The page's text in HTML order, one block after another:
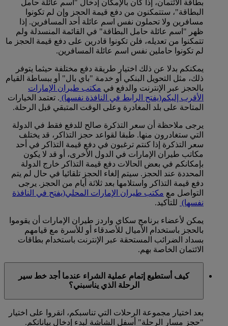
بطاقة الائتمان، إذا كان بالإمكان إدخال "اسم عائلة حامل
البطاقة"، ستتمكنون من دفع قيمة الحجز وإن لم تكونوا
مسافرين ولا تحملون نفس اسم عائلة أحد المسافرين. إذا
ظهر "اسم عائلة حامل البطاقة" في القائمة المنسدلة ولم
تتمكنوا من تعديله، فلن تكونوا قادرين على دفع قيمة الحجز ما
لم تكونوا حاملين نفس اسم عائلة المسافرين.
يمكنكم بدلا عن ذلك اختيار طريقة دفع مختلفة حيثما يتوفر
ذلك، مثل التحويل البنكي أو خدمة "باي بال" أو ببساطة القيام
بالحجز عبر الإنترنت والدفع في مكتب طيران الإمارات
الأقرب إليكم(يفتح الرابط في النافذة نفسها) . تعتمد الخيارات
المتاحة على بلد المغادرة وعلى الوقت المتبقي قبل الرحلة.
يرجى ملاحظة أن سعر التذكرة صالح للدفع فقط في الدولة
التي ستغادرون منها. طبقا لقواعد حجز التذاكر، قد يختلف
سعر التذكرة إذا كنتم ترغبون في دفع قيمة التذاكر في أحد
مكاتب طيران الإمارات في الدول الأخرى، أو قد لا يكون
بإمكانكم في بعض الحالات دفع قيمة التذاكر خارج الدولة
المحددة عند الحجز. سيتم إلغاء الحجز تلقائيا في حال لم يتم
دفع قيمة التذاكر واستلامها بعد ثلاثة أيام من الحجز. يرجى
التواصل مع مكتب طيران الإمارات المحلي(يفتح في النافذة
نفسها) للتأكيد.
يمكن لأعضاء برنامج سكاي واردز طيران الإمارات أن يقوموا
بالحجز باستخدام الأميال للأصدقاء أو للأسرة مع قيامهم
بسداد الضرائب المستحقة عبر الإنترنت باستخدام بطاقات
الائتمان الخاصة بهم.
كيف أستطيع إتمام عملية الشراء عندما أجد خط سير
الرحلة الذي يناسبني؟
بعد اختيار مجموعة الرحلات التي تناسبكم، انقروا على اختيار
"حجز مسار الرحلة" أسفل الشاشة لبدء إدخال بياناتكم.